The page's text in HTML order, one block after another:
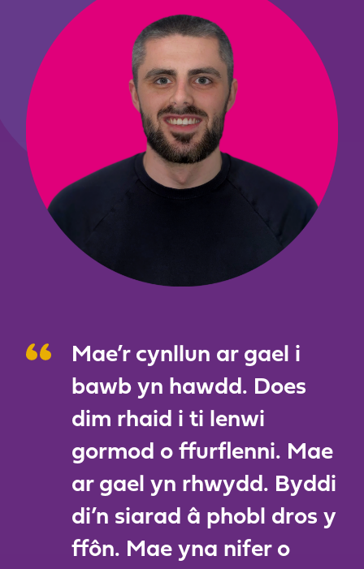
Mae’r cynllun ar gael i
bawb yn hawdd. Does
dim rhaid i ti lenwi
gormod o ffurflenni. Mae
ar gael yn rhwydd. Byddi
di’n siarad â phobl dros y
ffôn. Mae yna nifer o